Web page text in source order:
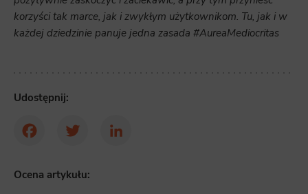
korzyści tak marce, jak i zwykłym użytkownikom. Tu, jak i w
każdej dziedzinie panuje jedna zasada #AureaMediocritas
Udostępnij:
FacebookTwitter LinkedIn
Ocena artykułu: